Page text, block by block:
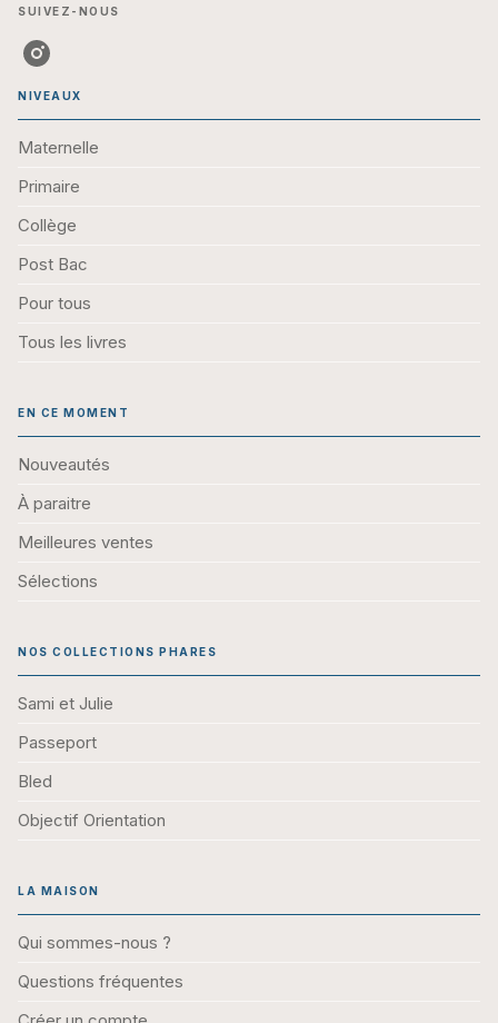
SUIVEZ-NOUS
NIVEAUX
Maternelle
Primaire
Collège
Post Bac
Pour tous
Tous les livres
EN CE MOMENT
Nouveautés
À paraitre
Meilleures ventes
Sélections
NOS COLLECTIONS PHARES
Sami et Julie
Passeport
Bled
Objectif Orientation
LA MAISON
Qui sommes-nous ?
Questions fréquentes